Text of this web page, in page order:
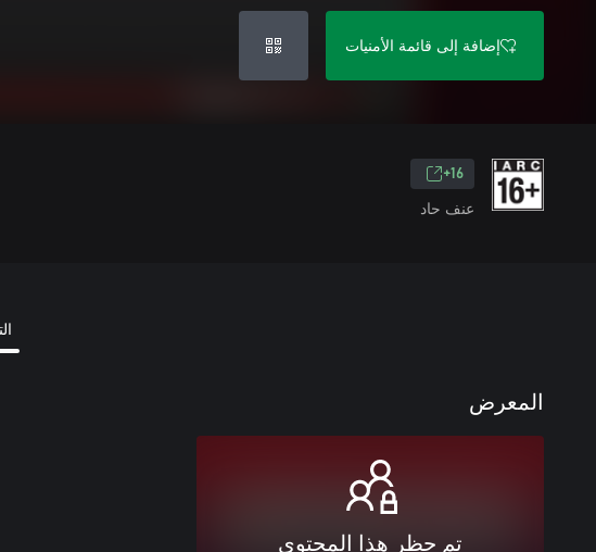
إضافة إلى قائمة الأمنيات
16+
عنف حاد
المعرض
تم حظر هذا المحتوى